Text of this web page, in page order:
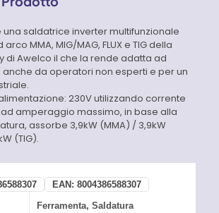
è una saldatrice inverter multifunzionale
MMA, MIG/MAG, FLUX e TIG della
di Awelco il che la rende adatta ad
da operatori non esperti e per un
230V utilizzando corrente
amperaggio massimo, in base alla
assorbe 3,9kW (MMA) / 3,9kW
(TIG).
EAN: 8004386588307
Ferramenta, Saldatura